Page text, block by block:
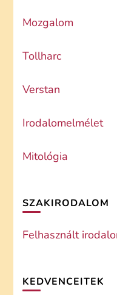
Mozgalom
Tollharc
Verstan
Irodalomelmélet
Mitológia
SZAKIRODALOM
Felhasznált
KEDVENCEITEK